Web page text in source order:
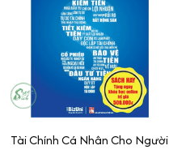
Tài Chính Cá Nhân Cho Người